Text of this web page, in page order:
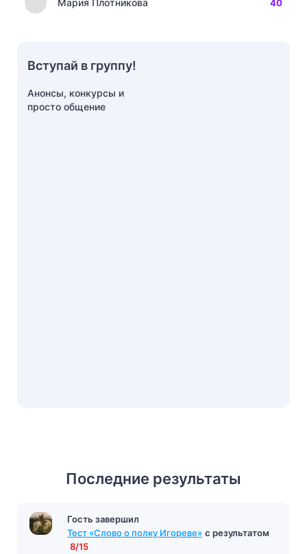
Последние результаты
Гость завершил
Тест «Пиковая дама» с результатом 11/14
Гость завершил
Тест «Слово о полку Игореве»
40
Вступай в группу!
Анонсы, конкурсы и
просто общение